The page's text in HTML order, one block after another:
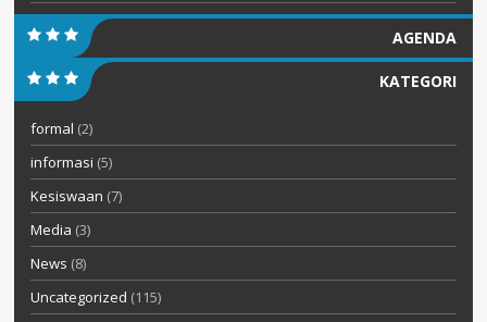
AGENDA
KATEGORI
formal (2)
informasi (5)
Kesiswaan (7)
Media (3)
News (8)
Uncategorized (115)